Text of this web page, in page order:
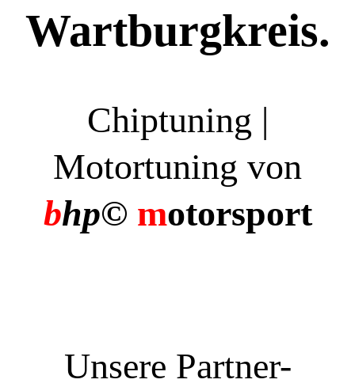
Wartburgkreis.
Chiptuning |
Motortuning von
bhp© motorsport
Unsere Partner-